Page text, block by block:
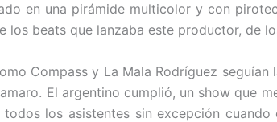
en una pirámide multicolor y con
los beats que lanzaba este productor, de
Compass y La Mala Rodríguez
El argentino cumplió, un show que
los asistentes sin excepción